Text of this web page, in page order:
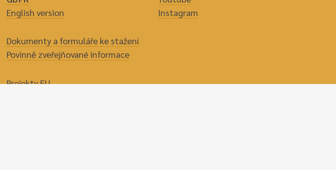
English version
Dokumenty a formuláře ke stažení
Povinně zveřejňované informace
Projekty EU
Instagram